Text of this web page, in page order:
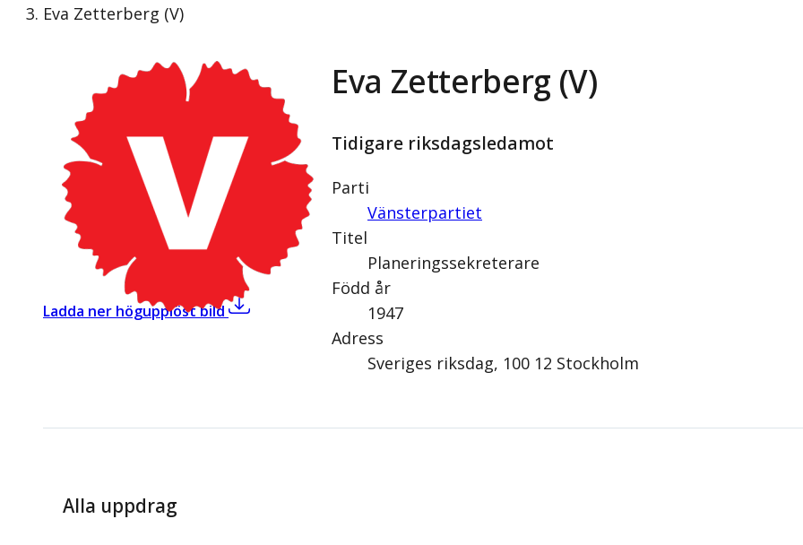
Eva Zetterberg (V)
Ladda ner högupplöst bild,Eva Zetterberg (V)
Eva Zetterberg (V)
Tidigare riksdagsledamot
Parti
Vänsterpartiet
Titel
Planeringssekreterare
Född år
1947
Adress
Sveriges riksdag, 100 12 Stockholm
Alla uppdrag